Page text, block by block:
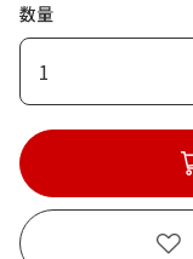
数量
1